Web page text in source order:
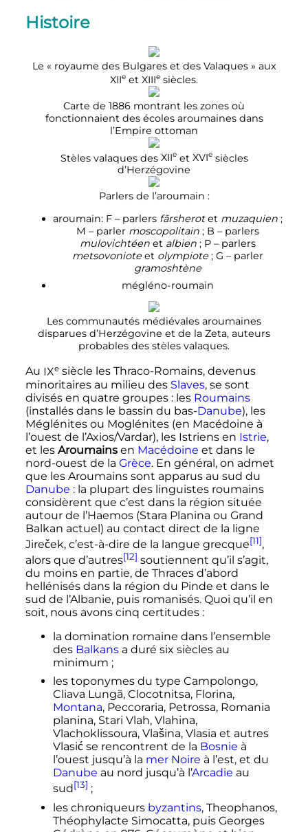
Histoire
Le « royaume des Bulgares et des Valaques » aux
XIIe et XIIIe siècles.
Carte de 1886 montrant les zones où
fonctionnaient des écoles aroumaines dans
l’Empire ottoman
Stèles valaques des XIIe et XVIe siècles
d’Herzégovine
Parlers de l’aroumain :
aroumain: F – parlers fãrsherotet muzaquien ;
M – parler moscopolitain ; B – parlers
mulovichtéen et albien ; P – parlers
metsovoniote et olympiote ; G – parler
gramoshtène
mégléno-roumain
Les communautés médiévales aroumaines
disparues d’Herzégovine et de la Zeta, auteurs
probables des stèles valaques.
Au IXe siècle les Thraco-Romains, devenus
minoritaires au milieu des Slaves, se sont
divisés en quatre groupes : les Roumains
(installés dans le bassin du bas-Danube), les
Méglénites ou Moglénites (en Macédoine à
l’ouest de l’Axios/Vardar), les Istriens en Istrie,
et les Aroumainsen Macédoine et dans le
nord-ouest de la Grèce. En général, on admet
que les Aroumains sont apparus au sud du
Danube : la plupart des linguistes roumains
considèrent que c’est dans la région située
autour de l’Haemos (Stara Planina ou Grand
Balkan actuel) au contact direct de la ligne
Jireček, c’est-à-dire de la langue grecque[11],
alors que d’autres[12] soutiennent qu’il s’agit,
du moins en partie, de Thraces d’abord
hellénisés dans la région du Pinde et dans le
sud de l’Albanie, puis romanisés. Quoi qu’il en
soit, nous avons cinq certitudes :
la domination romaine dans l’ensemble
des Balkansa duré six siècles au
minimum ;
les toponymes du type Campolongo,
Cliava Lungã, Clocotnitsa, Florina,
Montana, Peccoraria, Petrossa, Romania
planina, Stari Vlah, Vlahina,
Vlachoklissoura, Vlašina, Vlasia et autres
Vlasić se rencontrent de la Bosnie à
l’ouest jusqu’à la mer Noire à l’est, et du
Danube au nord jusqu’à l’Arcadie au
sud[13] ;
les chroniqueurs byzantins, Theophanos,
Théophylacte Simocatta, puis Georges